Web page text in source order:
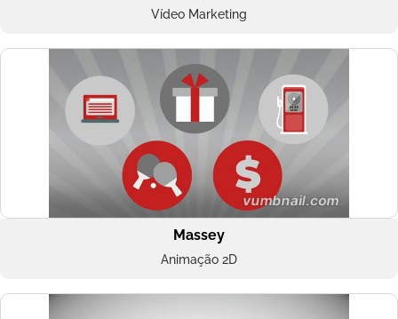
Vídeo Marketing
Massey
Animação 2D